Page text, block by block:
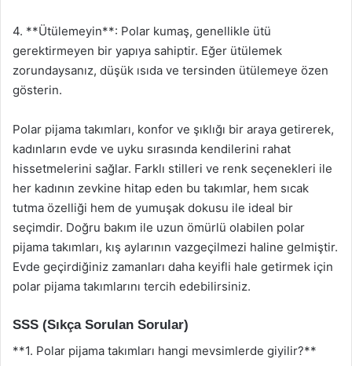
4. **Ütülemeyin**: Polar kumaş, genellikle ütü
gerektirmeyen bir yapıya sahiptir. Eğer ütülemek
zorundaysanız, düşük ısıda ve tersinden ütülemeye özen
gösterin.
Polar pijama takımları, konfor ve şıklığı bir araya getirerek,
kadınların evde ve uyku sırasında kendilerini rahat
hissetmelerini sağlar. Farklı stilleri ve renk seçenekleri ile
her kadının zevkine hitap eden bu takımlar, hem sıcak
tutma özelliği hem de yumuşak dokusu ile ideal bir
seçimdir. Doğru bakım ile uzun ömürlü olabilen polar
pijama takımları, kış aylarının vazgeçilmezi haline gelmiştir.
Evde geçirdiğiniz zamanları daha keyifli hale getirmek için
polar pijama takımlarını tercih edebilirsiniz.
SSS (Sıkça Sorulan Sorular)
**1. Polar pijama takımları hangi mevsimlerde giyilir?**